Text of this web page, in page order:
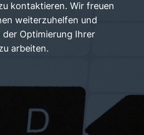
kontaktieren. Wir freuen
weiterzuhelfen und
der Optimierung Ihrer
arbeiten.